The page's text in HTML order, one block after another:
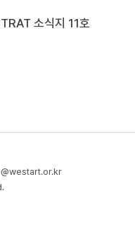
소식지 11호